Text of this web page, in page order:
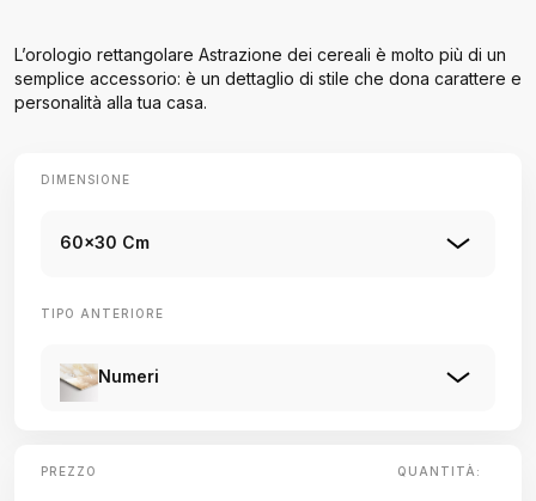
L’orologio rettangolare Astrazione dei cereali è molto più di un
semplice accessorio: è un dettaglio di stile che dona carattere e
personalità alla tua casa.
DIMENSIONE
60x30 Cm
TIPO ANTERIORE
Numeri
PREZZO QUANTITÀ: